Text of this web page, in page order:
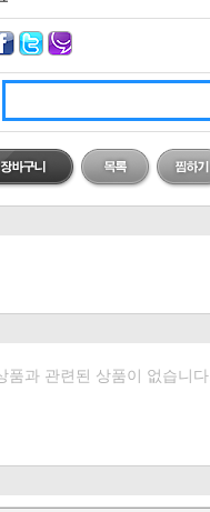
품과 관련된 상품이 없습니다.